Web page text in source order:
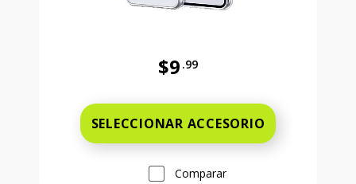
$9 .99
SELECCIONAR ACCESORIO
Comparar